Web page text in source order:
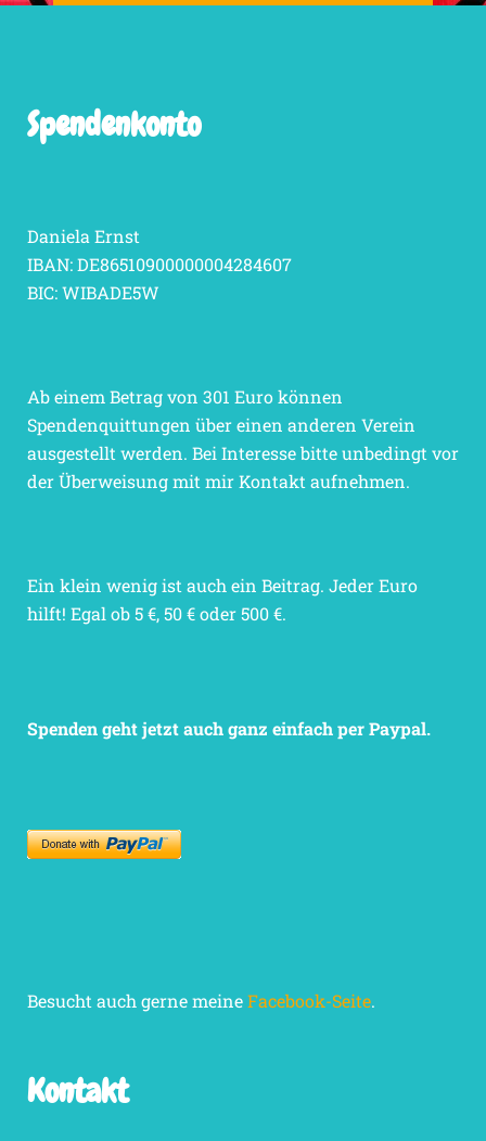
Spendenkonto
Daniela Ernst
IBAN: DE86510900000004284607
BIC: WIBADE5W
Ab einem Betrag von 301 Euro können
Spendenquittungen über einen anderen Verein
ausgestellt werden. Bei Interesse bitte unbedingt vor
der Überweisung mit mir Kontakt aufnehmen.
Ein klein wenig ist auch ein Beitrag. Jeder Euro
hilft! Egal ob 5 €, 50 € oder 500 €.
Spenden geht jetzt auch ganz einfach per Paypal.
Besucht auch gerne meineFacebook-Seite.
Kontakt